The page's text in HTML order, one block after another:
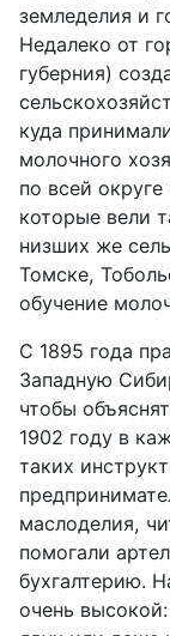
земледелия и
Недалеко от
губерния)
куда
молочного
по всей округе
которые вели
низших же
Томске,
обучение
С 1895 года
Западную
чтобы объясня
1902 году в
таких
маслоделия,
помогали
бухгалтерию. Н
очень